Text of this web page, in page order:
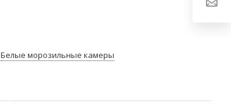
Белые морозильные камеры